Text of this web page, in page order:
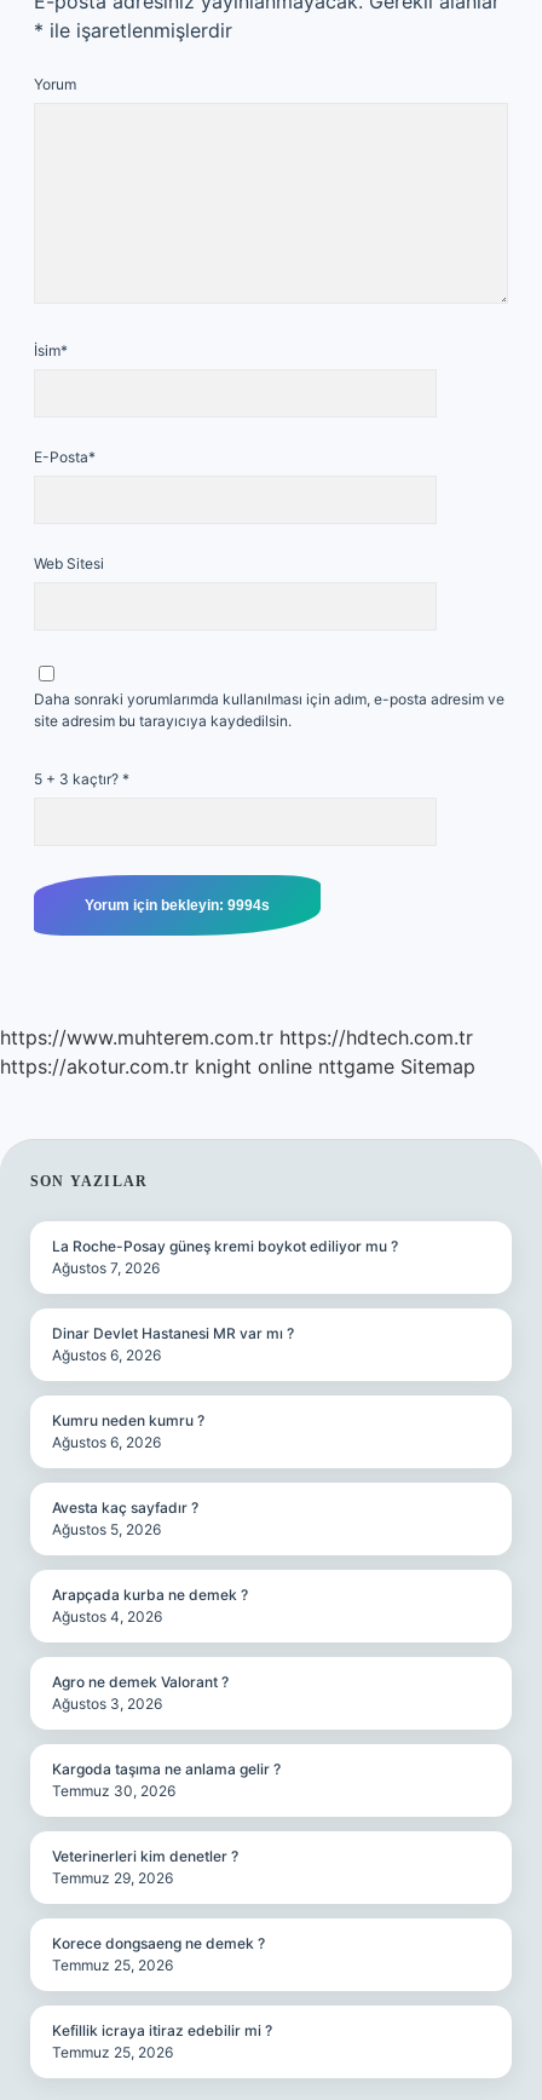
* ile işaretlenmişlerdir
Yorum
İsim*
E-Posta*
Web Sitesi
Daha sonraki yorumlarımda kullanılması için adım, e-posta adresim ve
site adresim bu tarayıcıya kaydedilsin.
5 + 3 kaçtır? *
https://www.muhterem.com.tr https://hdtech.com.tr
https://akotur.com.tr knight online nttgame Sitemap
SIDEBAR
SON YAZILAR
La Roche-Posay güneş kremi boykot ediliyor mu ?
Ağustos 7, 2026
Dinar Devlet Hastanesi MR var mı ?
Ağustos 6, 2026
Kumru neden kumru ?
Ağustos 6, 2026
Avesta kaç sayfadır ?
Ağustos 5, 2026
Arapçada kurba ne demek ?
Ağustos 4, 2026
Agro ne demek Valorant ?
Ağustos 3, 2026
Kargoda taşıma ne anlama gelir ?
Temmuz 30, 2026
Veterinerleri kim denetler ?
Temmuz 29, 2026
Korece dongsaeng ne demek ?
Temmuz 25, 2026
Kefillik icraya itiraz edebilir mi ?
Temmuz 25, 2026